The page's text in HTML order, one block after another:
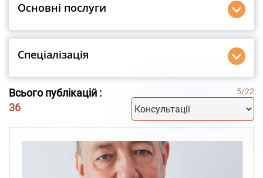
Основні послуги
Спеціалізація
Всього публікацій :
36
5/22